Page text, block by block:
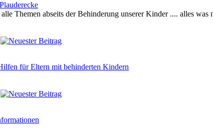
Themen abseits der Behinderung unserer Kinder .... alles was
für Eltern mit behinderten Kindern